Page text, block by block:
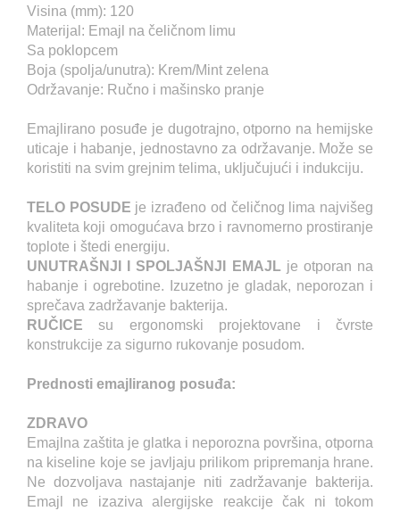
Visina (mm): 120
Materijal: Emajl na čeličnom limu
Sa poklopcem
Boja (spolja/unutra): Krem/Mint zelena
Održavanje: Ručno i mašinsko pranje
Emajlirano posuđe je dugotrajno, otporno na hemijske
uticaje i habanje, jednostavno za održavanje. Može se
koristiti na svim grejnim telima, uključujući i indukciju.
TELO POSUDE je izrađeno od čeličnog lima najvišeg
kvaliteta koji omogućava brzo i ravnomerno prostiranje
toplote i štedi energiju.
UNUTRAŠNJI I SPOLJAŠNJI EMAJL je otporan na
habanje i ogrebotine. Izuzetno je gladak, neporozan i
sprečava zadržavanje bakterija.
RUČICE su ergonomski projektovane i čvrste
konstrukcije za sigurno rukovanje posudom.
Prednosti emajliranog posuđa:
ZDRAVO
Emajlna zaštita je glatka i neporozna površina, otporna
na kiseline koje se javljaju prilikom pripremanja hrane.
Ne dozvoljava nastajanje niti zadržavanje bakterija.
Emajl ne izaziva alergijske reakcije čak ni tokom